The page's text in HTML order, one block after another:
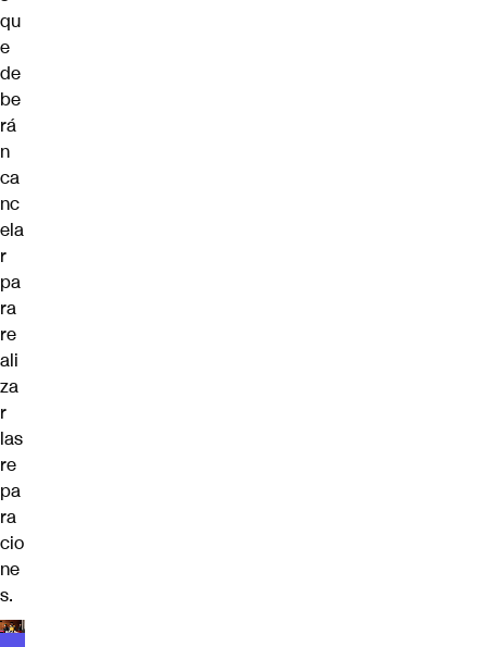
qu
e
de
be
rá
n
ca
nc
ela
r
pa
ra
re
ali
za
r
las
re
pa
ra
cio
ne
s.